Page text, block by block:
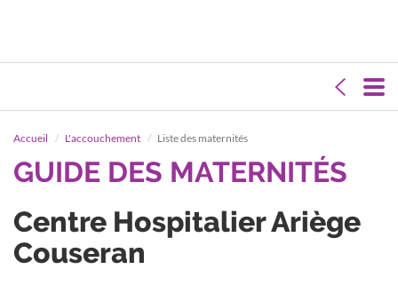
Accueil L'accouchement Liste des maternités
GUIDE DES MATERNITÉS
Centre Hospitalier Ariège
Couseran